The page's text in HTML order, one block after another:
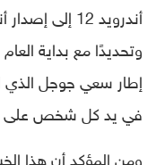
إطار سعي جوجل الذي
في يد كل شخص على
ومن المؤكد أن هذا